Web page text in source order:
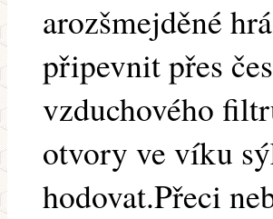
arozšmejděné
připevnit přes
vzduchového
otvory ve víku
hodovat.Přeci